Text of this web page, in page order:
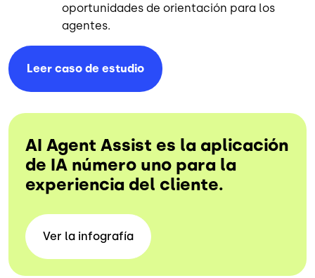
oportunidades de orientación para los
agentes.
Leer caso de estudio
AI Agent Assist es la aplicación
de IA número uno para la
experiencia del cliente.
Ver la infografía